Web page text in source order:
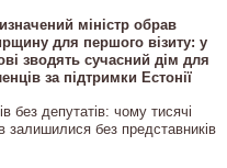
міністр обрав
для першого візиту: у
зводять сучасний дім для
за підтримки Естонії
без депутатів: чому тисячі
залишилися без представників